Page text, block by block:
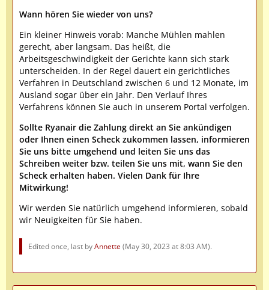
Wann hören Sie wieder von uns?
Ein kleiner Hinweis vorab: Manche Mühlen mahlen
gerecht, aber langsam. Das heißt, die
Arbeitsgeschwindigkeit der Gerichte kann sich stark
unterscheiden. In der Regel dauert ein gerichtliches
Verfahren in Deutschland zwischen 6 und 12 Monate, im
Ausland sogar über ein Jahr. Den Verlauf Ihres
Verfahrens können Sie auch in unserem Portal verfolgen.
Sollte Ryanair die Zahlung direkt an Sie ankündigen
oder Ihnen einen Scheck zukommen lassen, informieren
Sie uns bitte umgehend und leiten Sie uns das
Schreiben weiter bzw. teilen Sie uns mit, wann Sie den
Scheck erhalten haben. Vielen Dank für Ihre
Mitwirkung!
Wir werden Sie natürlich umgehend informieren, sobald
wir Neuigkeiten für Sie haben.
Edited once, last byAnnette(May 30, 2023 at 8:03 AM).